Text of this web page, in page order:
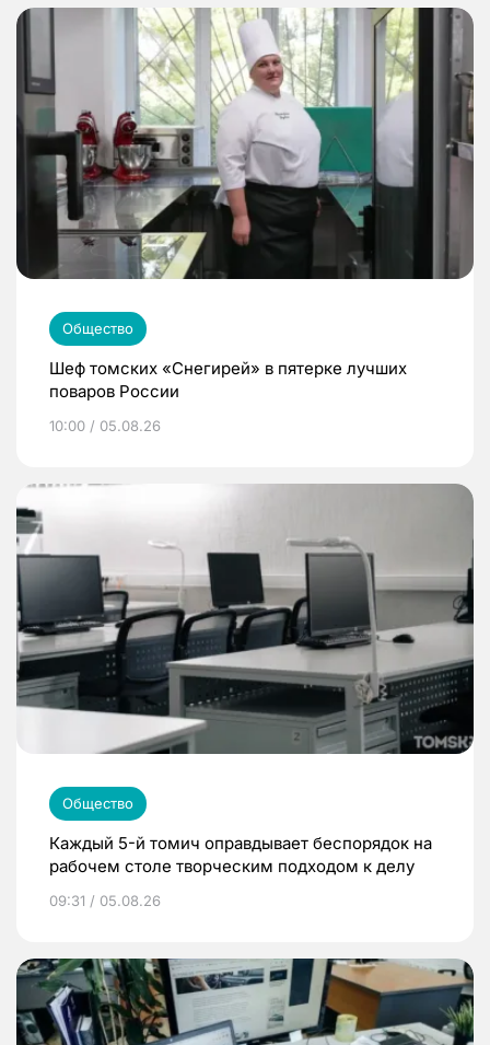
Общество
Шеф томских «Снегирей» в пятерке лучших
поваров России
10:00 / 05.08.26
Общество
Каждый 5-й томич оправдывает беспорядок на
рабочем столе творческим подходом к делу
09:31 / 05.08.26